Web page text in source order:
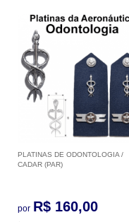
PLATINAS DE ODONTOLOGIA /
CADAR (PAR)
por R$ 160,00